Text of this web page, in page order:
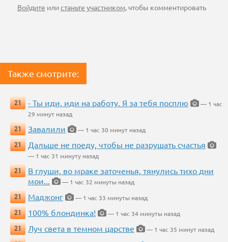
Войдите илистаньте участником, чтобы комментировать
Также смотрите:
21 - Ты иди, иди на работу. Я за тебя посплю
— 1 час
29 минут назад
21
Завалили
— 1 час 30 минут назад
21
Дальше не поеду, чтобы не разрушать счастья
— 1 час 31 минуту назад
21
В глуши, во мраке заточенья, тянулись тихо дни
мои...
— 1 час 32 минуты назад
21
Маджонг
— 1 час 33 минуты назад
21
100% блондинка!
— 1 час 34 минуты назад
21
Луч света в темном царстве
— 1 час 35 минут назад